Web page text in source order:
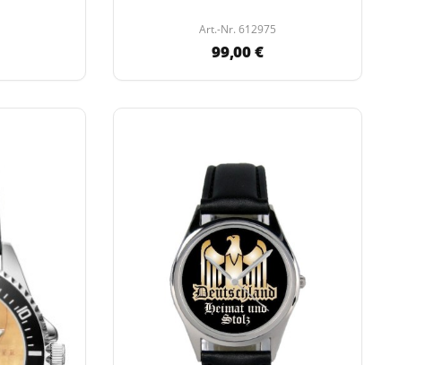
Art.-Nr. 612975
99,00 €